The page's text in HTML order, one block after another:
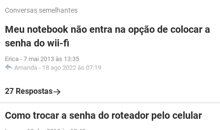
Conversas semelhantes
Meu notebook não entra na opção de colocar a
senha do wii-fi
Erica - 7 mai 2013 às 13:35
Amanda - 18 ago 2022 às 07:19
27 Respostas
Como trocar a senha do roteador pelo celular